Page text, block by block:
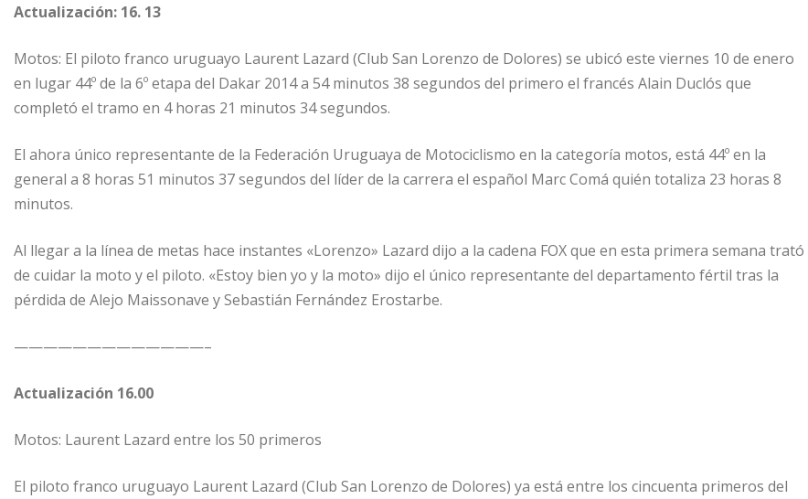
Actualización: 16. 13
Motos: El piloto franco uruguayo Laurent Lazard (Club San Lorenzo de Dolores) se ubicó este viernes 10 de enero
en lugar 44º de la 6º etapa del Dakar 2014 a 54 minutos 38 segundos del primero el francés Alain Duclós que
completó el tramo en 4 horas 21 minutos 34 segundos.
El ahora único representante de la Federación Uruguaya de Motociclismo en la categoría motos, está 44º en la
general a 8 horas 51 minutos 37 segundos del líder de la carrera el español Marc Comá quién totaliza 23 horas 8
minutos.
Al llegar a la línea de metas hace instantes «Lorenzo» Lazard dijo a la cadena FOX que en esta primera semana trató
de cuidar la moto y el piloto. «Estoy bien yo y la moto» dijo el único representante del departamento fértil tras la
pérdida de Alejo Maissonave y Sebastián Fernández Erostarbe.
—————————————–
Actualización 16.00
Motos: Laurent Lazard entre los 50 primeros
El piloto franco uruguayo Laurent Lazard (Club San Lorenzo de Dolores) ya está entre los cincuenta primeros del